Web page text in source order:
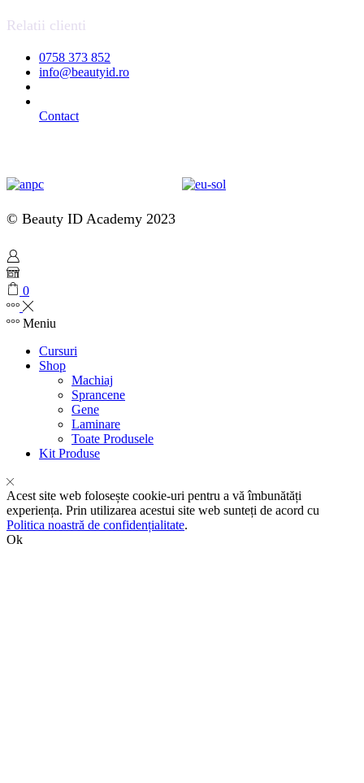
Relatii clienti
0758 373 852
info@beautyid.ro
Contact
© Beauty ID Academy 2023
0
Meniu
Cursuri
Shop
Machiaj
Sprancene
Gene
Laminare
Toate Produsele
Kit Produse
Acest site web folosește cookie-uri pentru a vă îmbunătăți
experiența. Prin utilizarea acestui site web sunteți de acord cu
Politica noastră de confidențialitate.
Ok